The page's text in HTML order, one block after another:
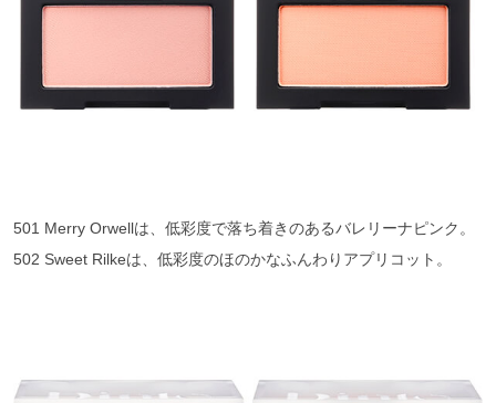
501 Merry Orwellは、低彩度で落ち着きのあるバレリーナピンク。
502 Sweet Rilkeは、低彩度のほのかなふんわりアプリコット。